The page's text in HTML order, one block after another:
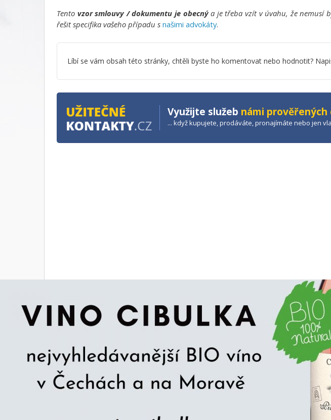
Tento vzor smlouvy / dokumentu je obecnýa je třeba vzít v úvahu, že nemusí
řešit specifika vašeho případu s našimi advokáty.
Líbí se vám obsah této stránky, chtěli byste ho komentovat nebo hodnotit?
Využijte služeb námi
... když kupujete, prodáváte, pronajímáte nebo jen